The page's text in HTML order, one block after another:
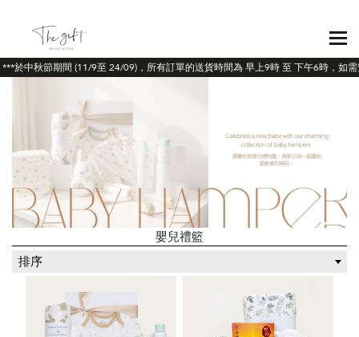
於中秋節期間 (11/9至 24/09)，所有訂單的送貨時間為 早上9時 至 下午6時，如需
嬰兒禮籃
排序